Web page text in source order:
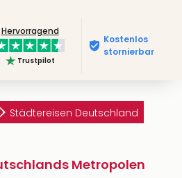
Hervorragend
Trustpilot
Kostenlos
stornierbar
Städtereisen Deutschland
Metropolen